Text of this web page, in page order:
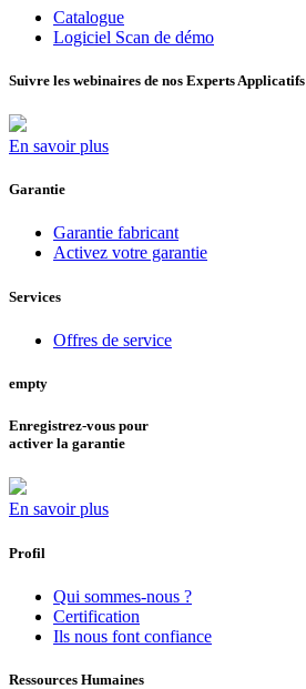
Catalogue
Logiciel Scan de démo
Suivre les webinaires de nos Experts Applicatifs
En savoir plus
Garantie
Garantie fabricant
Activez votre garantie
Services
Offres de service
empty
Enregistrez-vous pour
activer la garantie
En savoir plus
Profil
Qui sommes-nous ?
Certification
Ils nous font confiance
Ressources Humaines